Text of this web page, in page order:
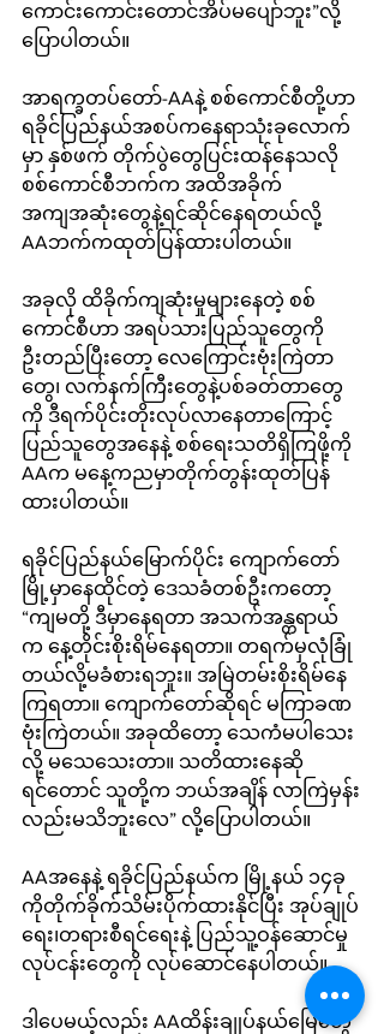
ကောင်းကောင်းတောင်အိပ်မပျော်ဘူး”လို့
ပြောပါတယ်။
အာရက္ခတပ်တော်-AAနဲ့ စစ်ကောင်စီတို့ဟာ
ရခိုင်ပြည်နယ်အစပ်ကနေရာသုံးခုလောက်
မှာ နှစ်ဖက် တိုက်ပွဲတွေပြင်းထန်နေသလို
စစ်ကောင်စီဘက်က အထိအခိုက်
အကျအဆုံးတွေနဲ့ရင်ဆိုင်နေရတယ်လို့
AAဘက်ကထုတ်ပြန်ထားပါတယ်။
အခုလို ထိခိုက်ကျဆုံးမှုများနေတဲ့ စစ်
ကောင်စီဟာ အရပ်သားပြည်သူတွေကို
ဦးတည်ပြီးတော့ လေကြောင်းဗုံးကြဲတာ
တွေ၊ လက်နက်ကြီးတွေနဲ့ပစ်ခတ်တာတွေ
ကို ဒီရက်ပိုင်းတိုးလုပ်လာနေတာကြောင့်
ပြည်သူတွေအနေနဲ့ စစ်ရေးသတိရှိကြဖို့ကို
AAက မနေ့ကညမှာတိုက်တွန်းထုတ်ပြန်
ထားပါတယ်။
ရခိုင်ပြည်နယ်မြောက်ပိုင်း ကျောက်တော်
မြို့မှာနေထိုင်တဲ့ ဒေသခံတစ်ဦးကတော့
“ကျမတို့ ဒီမှာနေရတာ အသက်အန္တရာယ်
က နေ့တိုင်းစိုးရိမ်နေရတာ။ တရက်မှလုံခြုံ
တယ်လို့မခံစားရဘူး။ အမြဲတမ်းစိုးရိမ်နေ
ကြရတာ။ ကျောက်တော်ဆိုရင် မကြာခဏ
ဗုံးကြဲတယ်။ အခုထိတော့ သေကံမပါသေး
လို့ မသေသေးတာ။ သတိထားနေဆို
ရင်တောင် သူတို့က ဘယ်အချိန် လာကြဲမှန်း
လည်းမသိဘူးလေ” လို့ပြောပါတယ်။
AAအနေနဲ့ ရခိုင်ပြည်နယ်က မြို့နယ် ၁၄ခု
ကိုတိုက်ခိုက်သိမ်းပိုက်ထားနိုင်ပြီး အုပ်ချုပ်
ရေး၊တရားစီရင်ရေးနဲ့ ပြည်သူ့ဝန်ဆောင်မှု
လုပ်ငန်းတွေကို လုပ်ဆောင်နေပါတယ်။
ဒါပေမယ့်လည်း AAထိန်းချုပ်နယ်မြေတွေ